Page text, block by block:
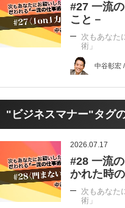
#27 一流
こと－
次もあなた
術」
中谷彰宏
"ビジネスマナー"タグ
2026.07.17
#28 一流
かれた時
次もあなた
術」